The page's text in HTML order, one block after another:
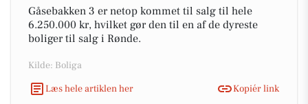
Gåsebakken 3 er netop kommet til salg til hele
6.250.000 kr, hvilket gør den til en af de dyreste
boliger til salg i Rønde.
Kilde: Boliga
Læs hele artiklen her
Kopiér link